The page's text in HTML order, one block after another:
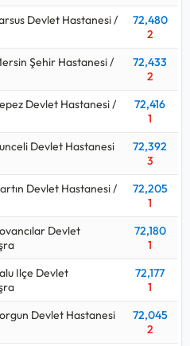
Devlet Hastanesi /
72,480
2
Şehir Hastanesi /
72,433
2
Devlet Hastanesi /
72,416
1
Devlet Hastanesi
72,392
3
Devlet Hastanesi /
72,205
1
Devlet
72,180
1
Ilçe Devlet
72,177
1
Devlet Hastanesi
72,045
2